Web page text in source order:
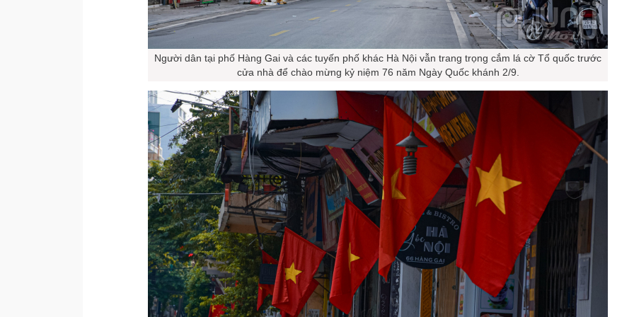
Người dân tại phố Hàng Gai và các tuyến phố khác Hà Nội vẫn trang trọng cắm lá cờ Tổ quốc trước
cửa nhà để chào mừng kỷ niệm 76 năm Ngày Quốc khánh 2/9.